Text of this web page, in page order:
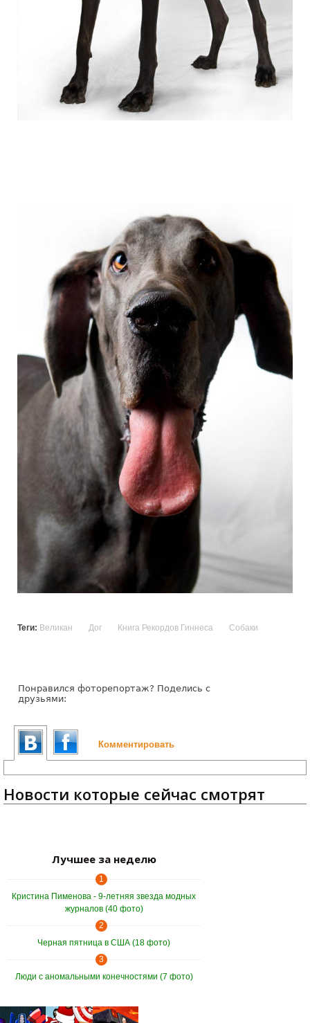
Теги: Великан Дог Книга Рекордов Гиннеса Собаки
Понравился фоторепортаж? Поделись с
друзьями:
Комментировать
Новости которые сейчас смотрят
Лучшее за неделю
1
Кристина Пименова - 9-летняя звезда модных
журналов (40 фото)
2
Черная пятница в США (18 фото)
3
Люди с аномальными конечностями (7 фото)